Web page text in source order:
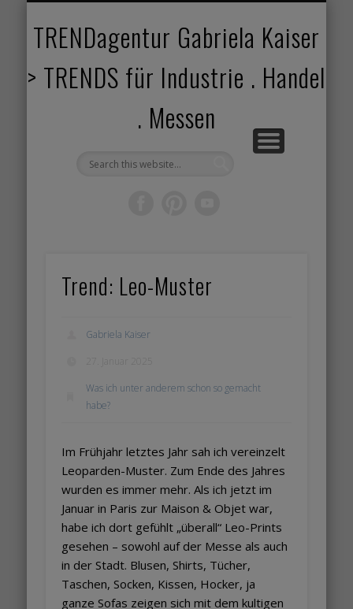
TRENDagentur Gabriela Kaiser
> TRENDS für Industrie . Handel
. Messen
Trend: Leo-Muster
Gabriela Kaiser
Was ich unter anderem schon so gemacht
habe?
Im Frühjahr letztes Jahr sah ich vereinzelt
Leoparden-Muster. Zum Ende des Jahres
wurden es immer mehr. Als ich jetzt im
Januar in Paris zur Maison & Objet war,
habe ich dort gefühlt „überall“ Leo-Prints
gesehen – sowohl auf der Messe als auch
in der Stadt. Blusen, Shirts, Tücher,
Taschen, Socken, Kissen, Hocker, ja
ganze Sofas zeigen sich mit dem kultigen